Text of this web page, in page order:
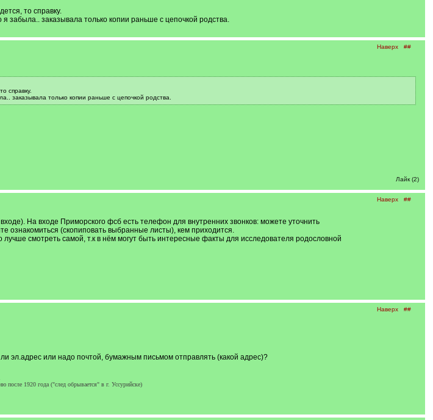
то справку.
заказывала только копии раньше с цепочкой родства.
Наверх ##
справку.
заказывала только копии раньше с цепочкой родства.
Лайк (2)
Наверх ##
На входе Приморского фсб есть телефон для внутренних звонков: можете уточнить
ознакомиться (скопиповать выбранные листы), кем приходится.
смотреть самой, т.к в нём могут быть интересные факты для исследователя родословной
Наверх ##
эл.адрес или надо почтой, бумажным письмом отправлять (какой адрес)?
1920 года ("след обрывается" в г. Уссурийске)